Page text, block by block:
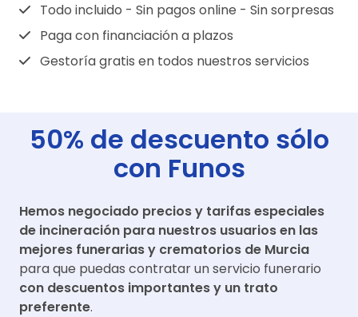
Todo incluido - Sin pagos online - Sin sorpresas
Paga con financiación a plazos
Gestoría gratis en todos nuestros servicios
50% de descuento sólo
con Funos
Hemos negociado precios y tarifas especiales
de incineración para nuestros usuarios en las
mejores funerarias y crematorios de Murcia
para que puedas contratar un servicio funerario
con descuentos importantes y un trato
preferente.